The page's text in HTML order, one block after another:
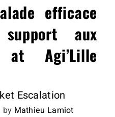
efficace
aux
at Agi’Lille
Escalation
by Mathieu Lamiot